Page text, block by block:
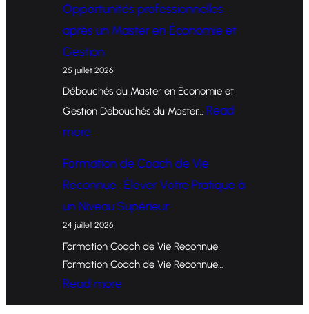
Opportunités professionnelles
après un Master en Économie et
Gestion
25 juillet 2026
Débouchés du Master en Économie et
Gestion Débouchés du Master… Read
more:
t
u
n
Formation de Coach de Vie
Reconnue : Élever Votre Pratique à
un Niveau Supérieur
24 juillet 2026
Formation Coach de Vie Reconnue
Formation Coach de Vie Reconnue…
Read more:
F